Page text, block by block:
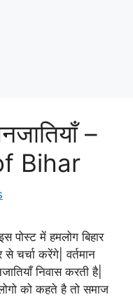
–
Bihar
में हमलोग बिहार
चर्चा करेंगे| वर्तमान
निवास करती है|
को कहते है तो समाज